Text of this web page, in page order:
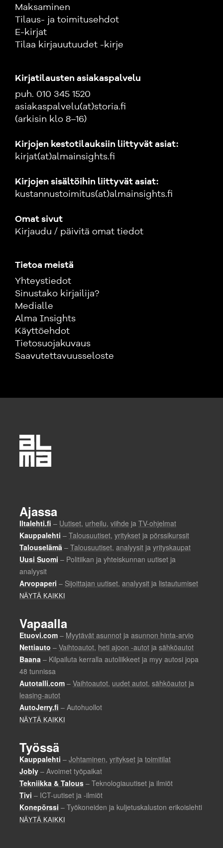
Maksaminen
Tilaus- ja toimitusehdot
E-kirjat
Tilaa kirjauutuudet -kirje
Kirjatilausten asiakaspalvelu
puh. 010 345 1520
asiakaspalvelu(at)storia.fi
(arkisin klo 8–16)
Kirjojen kestotilauksiin liittyvät asiat:
kirjat(at)almainsights.fi
Kirjojen sisältöihin liittyvät asiat:
kustannustoimitus(at)almainsights.fi
Omat sivut
Kirjaudu / päivitä omat tiedot
Tietoa meistä
Yhteystiedot
Sinustako kirjailija?
Medialle
Alma Insights
Käyttöehdot
Tietosuojakuvaus
Saavutettavuusseloste